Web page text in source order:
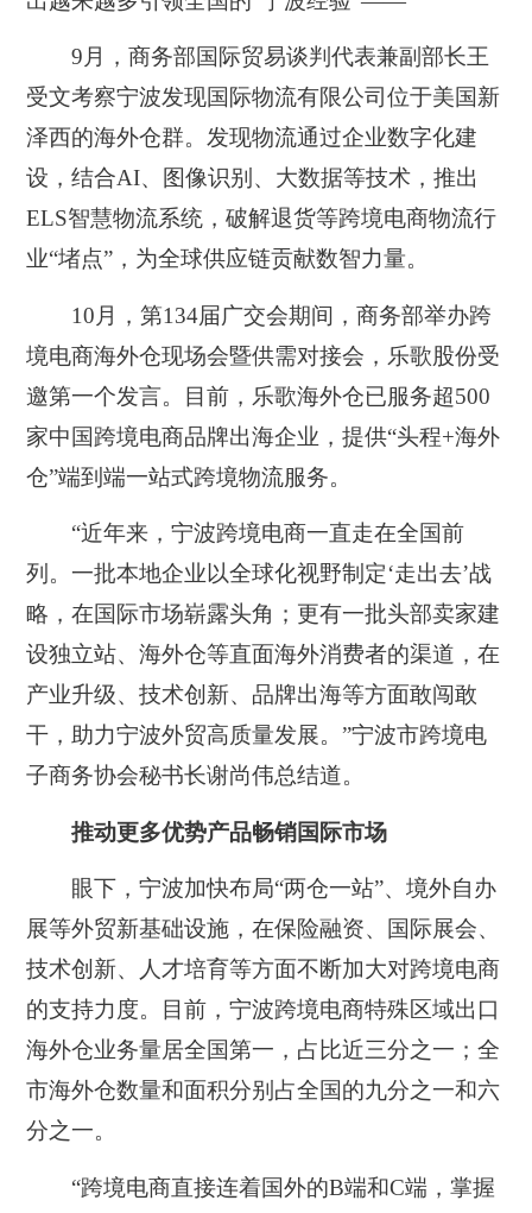
9月，商务部国际贸易谈判代表兼副部长王
受文考察宁波发现国际物流有限公司位于美国新
泽西的海外仓群。发现物流通过企业数字化建
设，结合AI、图像识别、大数据等技术，推出
ELS智慧物流系统，破解退货等跨境电商物流行
业“堵点”，为全球供应链贡献数智力量。
10月，第134届广交会期间，商务部举办跨
境电商海外仓现场会暨供需对接会，乐歌股份受
邀第一个发言。目前，乐歌海外仓已服务超500
家中国跨境电商品牌出海企业，提供“头程+海外
仓”端到端一站式跨境物流服务。
“近年来，宁波跨境电商一直走在全国前
列。一批本地企业以全球化视野制定‘走出去’战
略，在国际市场崭露头角；更有一批头部卖家建
设独立站、海外仓等直面海外消费者的渠道，在
产业升级、技术创新、品牌出海等方面敢闯敢
干，助力宁波外贸高质量发展。”宁波市跨境电
子商务协会秘书长谢尚伟总结道。
推动更多优势产品畅销国际市场
眼下，宁波加快布局“两仓一站”、境外自办
展等外贸新基础设施，在保险融资、国际展会、
技术创新、人才培育等方面不断加大对跨境电商
的支持力度。目前，宁波跨境电商特殊区域出口
海外仓业务量居全国第一，占比近三分之一；全
市海外仓数量和面积分别占全国的九分之一和六
分之一。
“跨境电商直接连着国外的B端和C端，掌握